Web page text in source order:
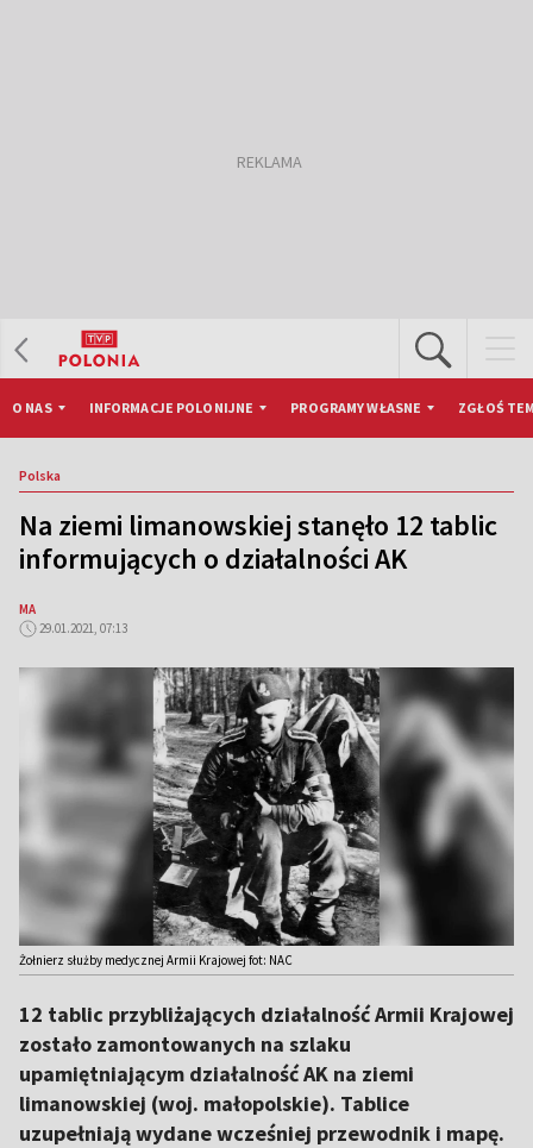
O NAS INFORMACJE POLONIJNE PROGRAMY WŁASNE ZGŁOŚ
Polska
Na ziemi limanowskiej stanęło 12 tablic
informujących o działalności AK
MA
29.01.2021, 07:13
Żołnierz służby medycznej Armii Krajowej fot: NAC
12 tablic przybliżających działalność Armii Krajowej
zostało zamontowanych na szlaku
upamiętniającym działalność AK na ziemi
limanowskiej (woj. małopolskie). Tablice
uzupełniają wydane wcześniej przewodnik i mapę.